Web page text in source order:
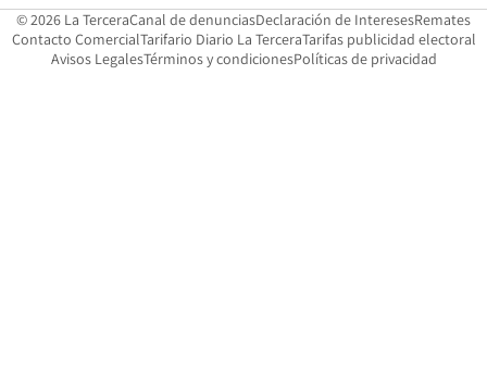
© 2026 La TerceraCanal de denunciasOpens in new window
Declaración de InteresesOpens in
Remates
Contacto ComercialOpens in new window
Tarifario Diario La TerceraOpens in new window
Tarifas publicidad electoral
Avisos LegalesOpens in new window
Términos y condicionesPolíticas de privacidad